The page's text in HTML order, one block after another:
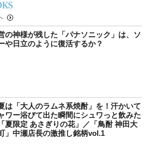
の神様が残した「パナソニック」は、ソ
や日立のように復活するか？
は「大人のラムネ系焼酎」を！汗かいて
ワー浴びて出た瞬間にシュワっと飲みた
夏限定 あさぎりの花」／「鳥酎 神田大
」中瀬店長の激推し銘柄vol.1